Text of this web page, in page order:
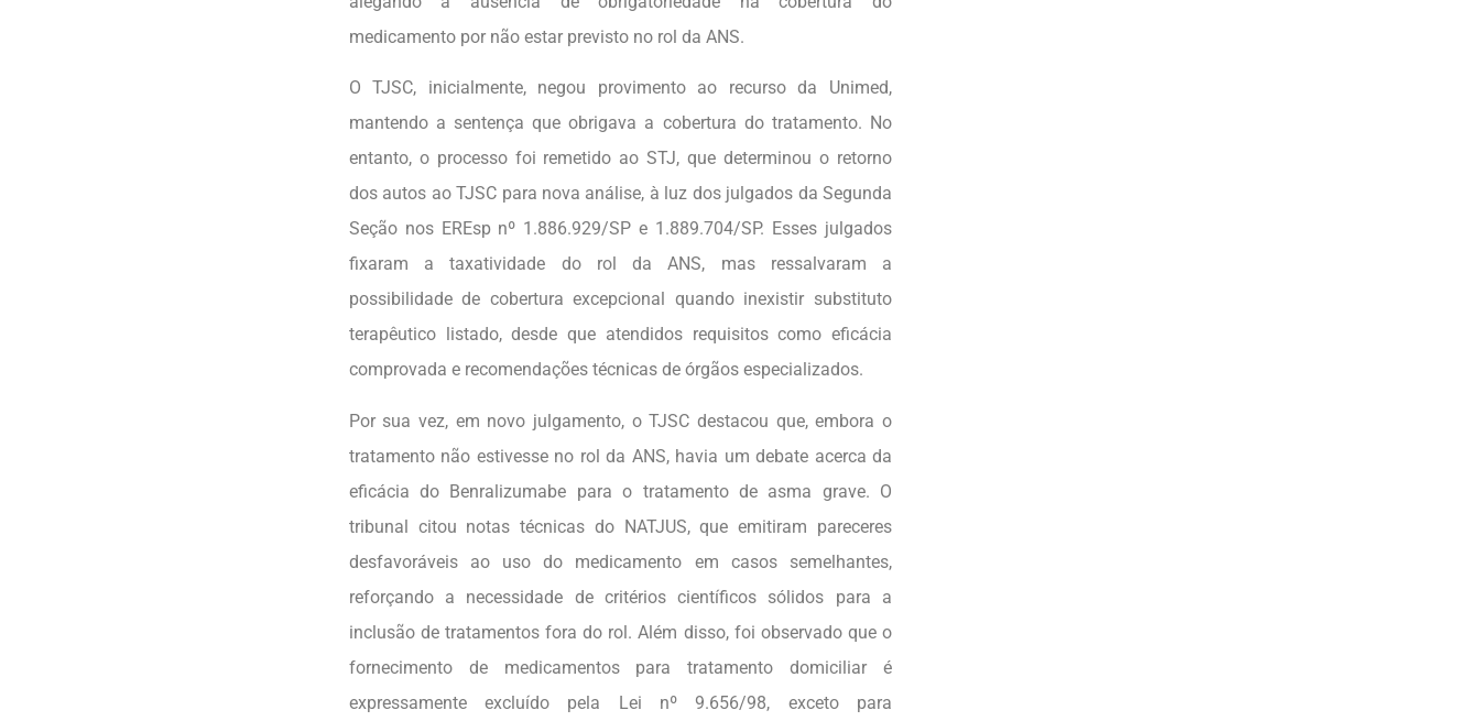
medicamento por não estar previsto no rol da ANS.
O TJSC, inicialmente, negou provimento ao recurso da Unimed,
mantendo a sentença que obrigava a cobertura do tratamento. No
entanto, o processo foi remetido ao STJ, que determinou o retorno
dos autos ao TJSC para nova análise, à luz dos julgados da Segunda
Seção nos EREsp nº 1.886.929/SP e 1.889.704/SP. Esses julgados
fixaram a taxatividade do rol da ANS, mas ressalvaram a
possibilidade de cobertura excepcional quando inexistir substituto
terapêutico listado, desde que atendidos requisitos como eficácia
comprovada e recomendações técnicas de órgãos especializados.
Por sua vez, em novo julgamento, o TJSC destacou que, embora o
tratamento não estivesse no rol da ANS, havia um debate acerca da
eficácia do Benralizumabe para o tratamento de asma grave. O
tribunal citou notas técnicas do NATJUS, que emitiram pareceres
desfavoráveis ao uso do medicamento em casos semelhantes,
reforçando a necessidade de critérios científicos sólidos para a
inclusão de tratamentos fora do rol. Além disso, foi observado que o
fornecimento de medicamentos para tratamento domiciliar é
expressamente excluído pela Lei nº 9.656/98, exceto para